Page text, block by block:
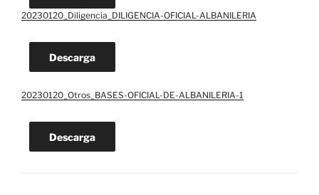
20230120_Diligencia_DILIGENCIA-OFICIAL-ALBANILERIA
Descarga
20230120_Otros_BASES-OFICIAL-DE-ALBANILERIA-1
Descarga